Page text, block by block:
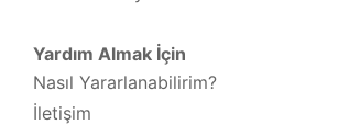
Yardım Almak İçin
Nasıl Yararlanabilirim?
İletişim